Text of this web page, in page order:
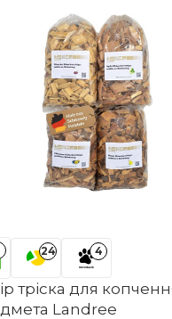
24 4
тріска для
Landree